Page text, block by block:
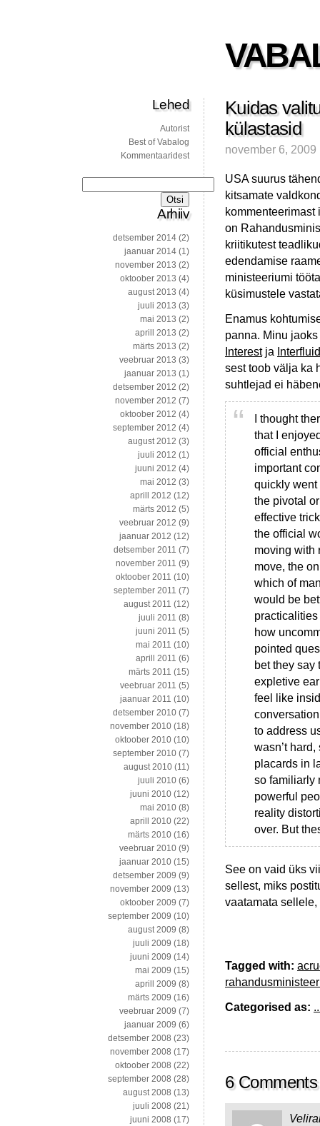
Kuidas
külastasid
november 6, 2009
USA suurus
kitsamate
on
kriitikutest
edendamise
ministeeriumi
küsimustele
Enamus
panna. Minu
Interestja
sest toob välja ka
suhtlejad ei
I thought
that I
official
important
quickly went
the pivotal
effective
the official
moving with
move, the
which of
would be
how
pointed
bet they say
expletive
feel like
to address
wasn’t
placards in
so familiarly
powerful
reality
over. But
See on vaid üks
sellest, miks
vaatamata
Tagged with:
Categorised as:
6 Comments
Lehed
Autorist
Best of Vabalog
Kommentaaridest
Arhiiv
detsember 2014 (2)
jaanuar 2014 (1)
november 2013 (2)
oktoober 2013 (4)
august 2013 (4)
juuli 2013 (3)
mai 2013 (2)
aprill 2013 (2)
märts 2013 (2)
veebruar 2013 (3)
jaanuar 2013 (1)
detsember 2012 (2)
november 2012 (7)
oktoober 2012 (4)
september 2012 (4)
august 2012 (3)
juuli 2012 (1)
juuni 2012 (4)
mai 2012 (3)
aprill 2012 (12)
märts 2012 (5)
veebruar 2012 (9)
jaanuar 2012 (12)
detsember 2011 (7)
november 2011 (9)
oktoober 2011 (10)
september 2011 (7)
august 2011 (12)
juuli 2011 (8)
juuni 2011 (5)
mai 2011 (10)
aprill 2011 (6)
märts 2011 (15)
veebruar 2011 (5)
jaanuar 2011 (10)
detsember 2010 (7)
november 2010 (18)
oktoober 2010 (10)
september 2010 (7)
august 2010 (11)
juuli 2010 (6)
juuni 2010 (12)
mai 2010 (8)
aprill 2010 (22)
märts 2010 (16)
veebruar 2010 (9)
jaanuar 2010 (15)
detsember 2009 (9)
november 2009 (13)
oktoober 2009 (7)
september 2009 (10)
august 2009 (8)
juuli 2009 (18)
juuni 2009 (14)
mai 2009 (15)
aprill 2009 (8)
märts 2009 (16)
veebruar 2009 (7)
jaanuar 2009 (6)
detsember 2008 (23)
november 2008 (17)
oktoober 2008 (22)
september 2008 (28)
august 2008 (13)
juuli 2008 (21)
juuni 2008 (17)